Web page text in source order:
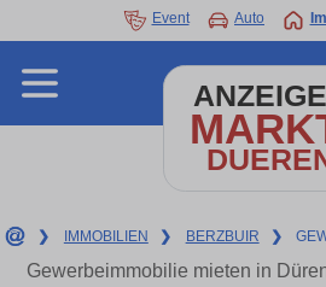
Event Auto
❯ IMMOBILIEN ❯ BERZBUIR ❯
Gewerbeimmobilie mieten in